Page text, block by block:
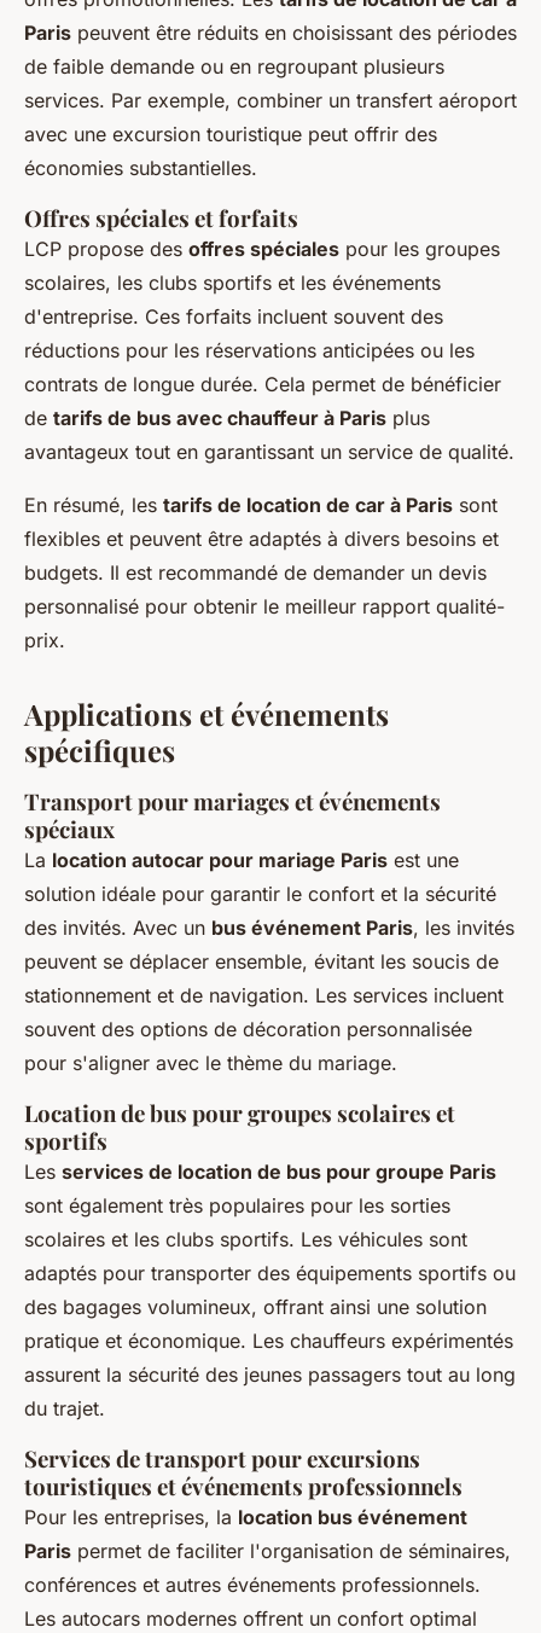
Paris peuvent être réduits en choisissant des périodes
de faible demande ou en regroupant plusieurs
services. Par exemple, combiner un transfert aéroport
avec une excursion touristique peut offrir des
économies substantielles.
Offres spéciales et forfaits
LCP propose des offres spéciales pour les groupes
scolaires, les clubs sportifs et les événements
d'entreprise. Ces forfaits incluent souvent des
réductions pour les réservations anticipées ou les
contrats de longue durée. Cela permet de bénéficier
de tarifs de bus avec chauffeur à Paris plus
avantageux tout en garantissant un service de qualité.
En résumé, les tarifs de location de car à Paris sont
flexibles et peuvent être adaptés à divers besoins et
budgets. Il est recommandé de demander un devis
personnalisé pour obtenir le meilleur rapport qualité-
prix.
Applications et événements
spécifiques
Transport pour mariages et événements
spéciaux
La location autocar pour mariage Paris est une
solution idéale pour garantir le confort et la sécurité
des invités. Avec un bus événement Paris, les invités
peuvent se déplacer ensemble, évitant les soucis de
stationnement et de navigation. Les services incluent
souvent des options de décoration personnalisée
pour s'aligner avec le thème du mariage.
Location de bus pour groupes scolaires et
sportifs
Les services de location de bus pour groupe Paris
sont également très populaires pour les sorties
scolaires et les clubs sportifs. Les véhicules sont
adaptés pour transporter des équipements sportifs ou
des bagages volumineux, offrant ainsi une solution
pratique et économique. Les chauffeurs expérimentés
assurent la sécurité des jeunes passagers tout au long
du trajet.
Services de transport pour excursions
touristiques et événements professionnels
Pour les entreprises, la location bus événement
Paris permet de faciliter l'organisation de séminaires,
conférences et autres événements professionnels.
Les autocars modernes offrent un confort optimal